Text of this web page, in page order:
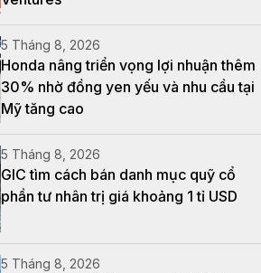
5 Tháng 8, 2026
Honda nâng triển vọng lợi nhuận thêm
30% nhờ đồng yen yếu và nhu cầu tại
Mỹ tăng cao
5 Tháng 8, 2026
GIC tìm cách bán danh mục quỹ cổ
phần tư nhân trị giá khoảng 1 tỉ USD
5 Tháng 8, 2026